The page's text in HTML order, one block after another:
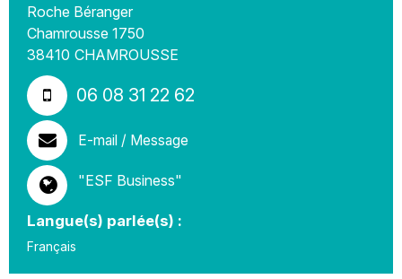
Roche Béranger
Chamrousse 1750
38410 CHAMROUSSE
06 08 31 22 62
E-mail / Message
"ESF Business"
Langue(s) parlée(s) :
Français